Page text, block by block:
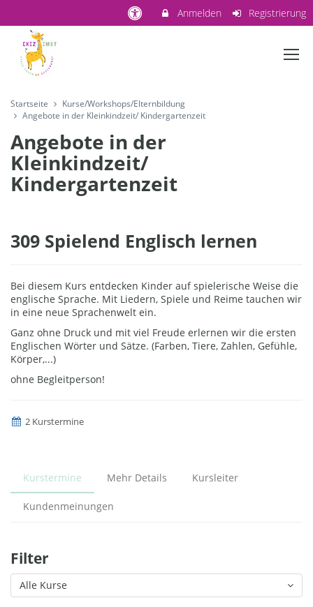
Anmelden Registrierung
Startseite
Kurse/Workshops/Elternbildung
Angebote in der Kleinkindzeit/ Kindergartenzeit
Angebote in der
Kleinkindzeit/
Kindergartenzeit
309 Spielend Englisch lernen
Bei diesem Kurs entdecken Kinder auf spielerische Weise die
englische Sprache. Mit Liedern, Spiele und Reime tauchen wir
in eine neue Sprachenwelt ein.
Ganz ohne Druck und mit viel Freude erlernen wir die ersten
Englischen Wörter und Sätze. (Farben, Tiere, Zahlen, Gefühle,
Körper,...)
ohne Begleitperson!
2 Kurstermine
Kurstermine Mehr Details Kursleiter
Kundenmeinungen
Filter
Alle Kurse